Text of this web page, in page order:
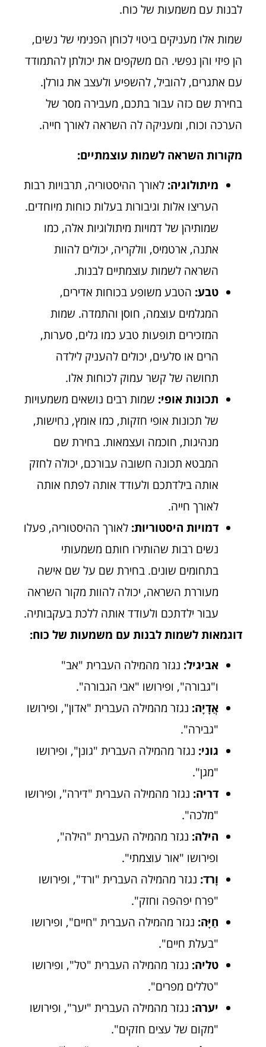
לבנות עם משמעות של כוח.
שמות אלו מעניקים ביטוי לכוחן הפנימי של נשים,
הן פיזי והן נפשי. הם משקפים את יכולתן להתמודד
עם אתגרים, להוביל, להשפיע ולעצב את גורלן.
בחירת שם כזה עבור בתכם, מעבירה מסר של
הערכה וכוח, ומעניקה לה השראה לאורך חייה.
מקורות השראה לשמות עוצמתיים:
מיתולוגיה: לאורך ההיסטוריה, תרבויות רבות
העריצו אלות וגיבורות בעלות כוחות מיוחדים.
שמותיהן של דמויות מיתולוגיות אלה, כמו
אתנה, ארטמיס, וולקריה, יכולים להוות
השראה לשמות עוצמתיים לבנות.
טבע: הטבע משופע בכוחות אדירים,
המגלמים עוצמה, חוסן והתמדה. שמות
המזכירים תופעות טבע כמו גלים, סערות,
הרים או סלעים, יכולים להעניק לילדה
תחושה של קשר עמוק לכוחות אלו.
תכונות אופי: שמות רבים נושאים משמעויות
של תכונות אופי חזקות, כמו אומץ, נחישות,
מנהיגות, חוכמה ועצמאות. בחירת שם
המבטא תכונה חשובה עבורכם, יכולה לחזק
אותה בילדתכם ולעודד אותה לפתח אותה
לאורך חייה.
דמויות היסטוריות: לאורך ההיסטוריה, פעלו
נשים רבות שהותירו חותם משמעותי
בתחומים שונים. בחירת שם על שם אישה
מעוררת השראה, יכולה להוות מקור השראה
עבור ילדתכם ולעודד אותה ללכת בעקבותיה.
דוגמאות לשמות לבנות עם משמעות של כוח:
אביגיל: נגזר מהמילה העברית "אב"
ו"גבורה", ופירושו "אבי הגבורה".
אֲדָיָה: נגזר מהמילה העברית "אדון", ופירושו
"גבירה".
גוני: נגזר מהמילה העברית "גונן", ופירושו
"מגן".
דריה: נגזר מהמילה העברית "דירה", ופירושו
"מלכה".
הילה: נגזר מהמילה העברית "הילה",
ופירושו "אור עוצמתי".
וָרד: נגזר מהמילה העברית "ורד", ופירושו
"פרח יפהפה וחזק".
חַיָּה: נגזר מהמילה העברית "חיים", ופירושו
"בעלת חיים".
טליה: נגזר מהמילה העברית "טל", ופירושו
"טללים מפרים".
יערה: נגזר מהמילה העברית "יער", ופירושו
"מקום של עצים חזקים".